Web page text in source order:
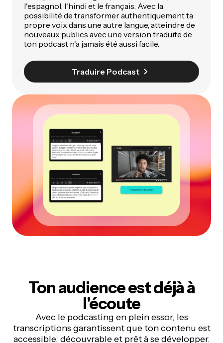
l'espagnol, l'hindi et le français. Avec la
possibilité de transformer authentiquement ta
propre voix dans une autre langue, atteindre de
nouveaux publics avec une version traduite de
ton podcast n'a jamais été aussi facile.
Traduire Podcast
Ton audienceest déjà à
l'écoute
Avec le podcasting en plein essor, les
transcriptions garantissent que ton contenu est
accessible, découvrable et prêt à se développer.